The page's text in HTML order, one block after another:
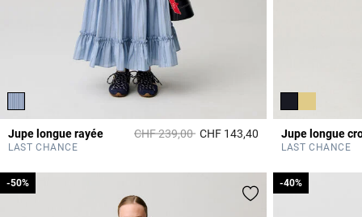
Jupe longue rayée Prix réduit à partir de
CHF 239,00àCHF 143,40 3.8 out of 5
LAST CHANCE
Jupe longue
LAST CHANCE
-50%
-50% -40%
-40%